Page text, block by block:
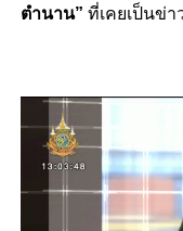
ตำนาน” ที่เคยเป็นข่